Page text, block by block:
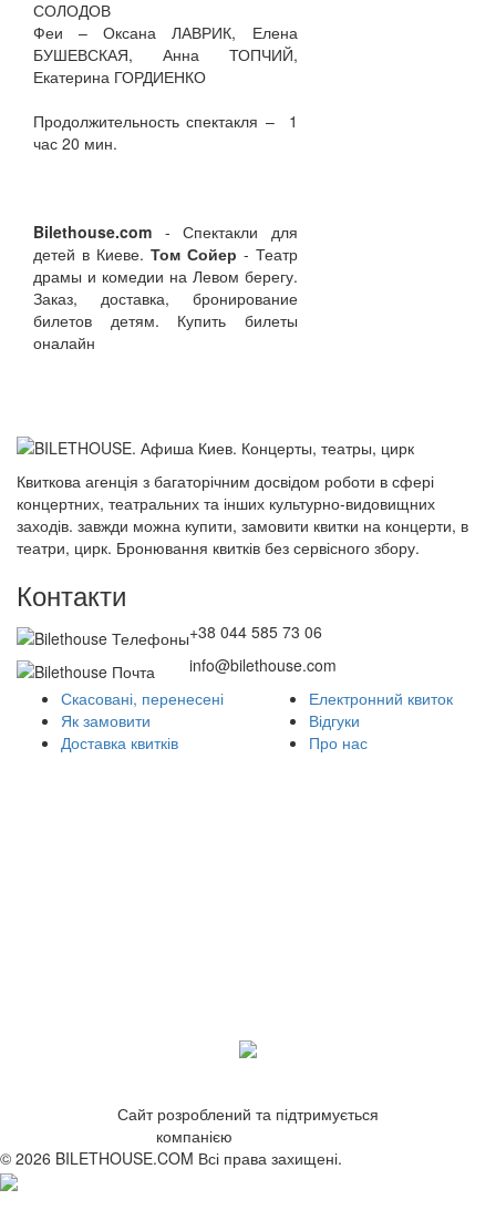
СОЛОДОВ
Феи – Оксана ЛАВРИК, Елена
БУШЕВСКАЯ, Анна ТОПЧИЙ,
Екатерина ГОРДИЕНКО
Продолжительность спектакля – 1
час 20 мин.
Bilethouse.com - Спектакли для
детей в Киеве. Том Сойер - Театр
драмы и комедии на Левом берегу.
Заказ, доставка, бронирование
билетов детям. Купить билеты
оналайн
Квиткова агенція з багаторічним досвідом роботи в сфері
концертних, театральних та інших культурно-видовищних
заходів. завжди можна купити, замовити квитки на концерти, в
театри, цирк. Бронювання квитків без сервісного збору.
Контакти
+38 044 585 73 06
info@bilethouse.com
Скасовані, перенесені
Як замовити
Доставка квитків
Електронний квиток
Відгуки
Про нас
Сайт розроблений та підтримується
компанією
© 2026 BILETHOUSE.COM Всі права захищені.